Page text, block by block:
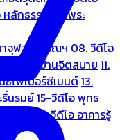
หลักธรรมตามพระ
จุฬาลงกรณฯ 08. วีดีโอ
10. วีดีโอ บ้านจิตสบาย 11.
ธ์ไฟเบอร์ซีเมนต์13.
รื่นรมย์15-วีดีโอ พุทธ
19. วีดีโอ อาคารรู้